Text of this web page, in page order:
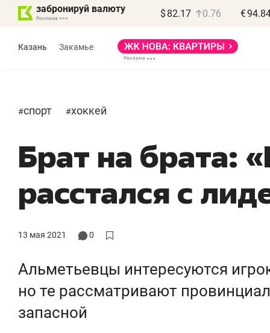
забронируй валюту $ 82.17 0.76 €
Казань Закамье
#спорт #хоккей
Брат на брата:
расстался с
13 мая 2021 0
Альметьевцы интересуются
но те рассматривают
запасной
Василь Мазитов
МАРТ
«Не зная местных
потерять минимум
Как бизнесу выйти на зарубежные
рынки, почему надо знать аксакалов и
чем интересен Оман?